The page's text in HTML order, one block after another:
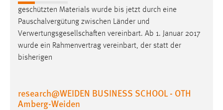
geschützten Materials wurde bis jetzt durch eine
Pauschalvergütung zwischen Länder und
Verwertungsgesellschaften vereinbart. Ab 1. Januar 2017
wurde ein Rahmenvertrag vereinbart, der statt der
bisherigen
research@WEIDEN BUSINESS SCHOOL - OTH
Amberg-Weiden